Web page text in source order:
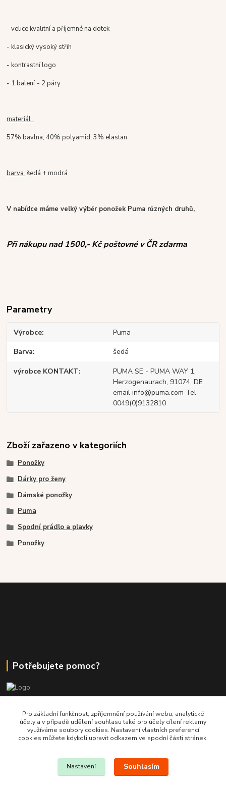
- velice kvalitní a příjemné na dotek
- klasický vysoký střih
- kontrastní logo
- 1 balení- 2 páry
materiál :
57% bavlna, 40% polyamid, 3% elastan
barva:šedá + modrá
V nabídce máme velký výběr ponožek Puma různých druhů,
Při nákupu nad 1500,- Kč poštovné v ČR zdarma
Parametry
Výrobce Puma
Barva šedá
výrobce KONTAKT
PUMA SE - PUMA WAY 1,
Herzogenaurach, 91074, DE
email info@puma.com Tel
0049(0)9132810
Zboží zařazeno v kategoriích
Ponožky
Dárky pro ženy
Dámské ponožky
Puma
Spodní prádlo a plavky
Ponožky
Potřebujete pomoc?
+420 380 830 198
wokas.online@yahoo.cz
Pro základní funkčnost, zpříjemnění používání webu, analytické
účely a v případě udělení souhlasu také pro účely cílení reklamy
využíváme soubory cookies. Nastavení vlastních preferencí
cookies můžete kdykoli upravit odkazem ve spodní části stránek.
Nastavení Souhlasím